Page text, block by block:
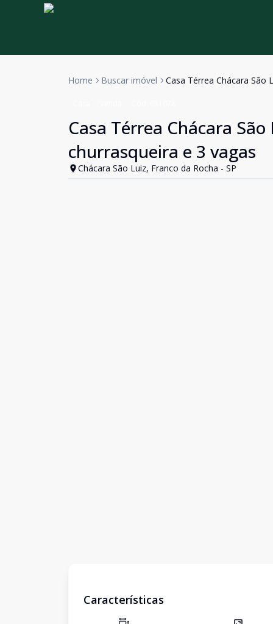
Home Buscar imóvel Casa Térrea Chácara São
Casa Térrea Chácara
churrasqueira e 3 vagas
Chácara São Luiz, Franco da Rocha - SP
Características